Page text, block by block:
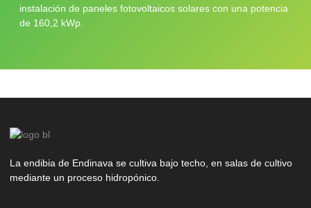
instalación de paneles fotovoltaicos solares con una potencia
de 160,2 kWp.
La endibia de Endinava se cultiva bajo techo, en salas de cultivo
mediante un proceso hidropónico.